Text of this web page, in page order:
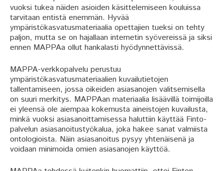
vuoksi tukea näiden asioiden käsittelemiseen kouluissa
tarvitaan entistä enemmän. Hyvää
ympäristökasvatusmateriaalia opettajien tueksi on tehty
paljon, mutta se on hajallaan internetin syövereissä ja siksi
ennen MAPPAa ollut hankalasti hyödynnettävissä.
MAPPA-verkkopalvelu perustuu
ympäristökasvatusmateriaalien kuvailutietojen
tallentamiseen, jossa oikeiden asiasanojen valitsemisella
on suuri merkitys. MAPPAan materiaalia lisäävillä toimijoilla
ei yleensä ole aiempaa kokemusta aineistojen kuvailusta,
minkä vuoksi asiasanoittamisessa haluttiin käyttää Finto-
palvelun asiasanoitustyökalua, joka hakee sanat valmiista
ontologioista. Näin asiasanoitus pysyy yhtenäisenä ja
voidaan minimoida omien asiasanojen käyttöä.